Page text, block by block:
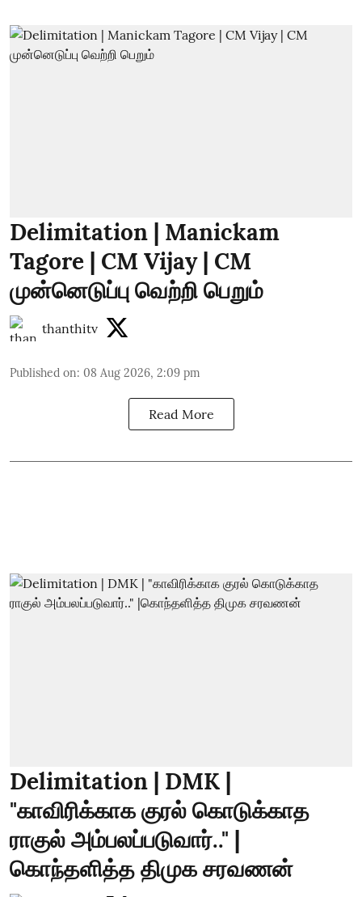
Delimitation | Manickam
Tagore | CM Vijay | CM
முன்னெடுப்பு வெற்றி பெறும்
thanthitv
Published on: 08 Aug 2026, 2:09 pm
Read More
Delimitation | DMK |
"காவிரிக்காக குரல் கொடுக்காத
ராகுல் அம்பலப்படுவார்.." |
கொந்தளித்த திமுக சரவணன்